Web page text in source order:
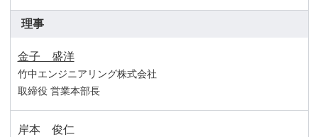
理事
金子 盛洋
竹中エンジニアリング株式会社
取締役 営業本部長
岸本 俊仁